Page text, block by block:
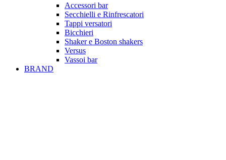
Accessori bar
Secchielli e Rinfrescatori
Tappi versatori
Bicchieri
Shaker e Boston shakers
Versus
Vassoi bar
BRAND